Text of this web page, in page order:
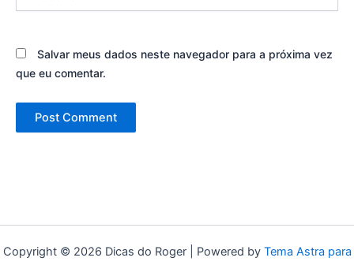
Salvar meus dados neste navegador para a próxima vez
que eu comentar.
Copyright © 2026 Dicas do Roger | Powered by Tema Astra para